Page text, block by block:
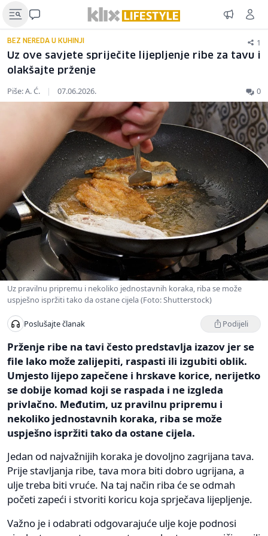
BEZ NEREDA U KUHINJI 1
Uz ove savjete spriječite lijepljenje ribe za tavu i
olakšajte prženje
Piše: A. Ć. | 07.06.2026. 0
Uz pravilnu pripremu i nekoliko jednostavnih koraka, riba se može
uspješno ispržiti tako da ostane cijela (Foto: Shutterstock)
Poslušajte članak Podijeli
Prženje ribe na tavi često predstavlja izazov jer se
file lako može zalijepiti, raspasti ili izgubiti oblik.
Umjesto lijepo zapečene i hrskave korice, nerijetko
se dobije komad koji se raspada i ne izgleda
privlačno. Međutim, uz pravilnu pripremu i
nekoliko jednostavnih koraka, riba se može
uspješno ispržiti tako da ostane cijela.
Jedan od najvažnijih koraka je dovoljno zagrijana tava.
Prije stavljanja ribe, tava mora biti dobro ugrijana, a
ulje treba biti vruće. Na taj način riba će se odmah
početi zapeći i stvoriti koricu koja sprječava lijepljenje.
Važno je i odabrati odgovarajuće ulje koje podnosi